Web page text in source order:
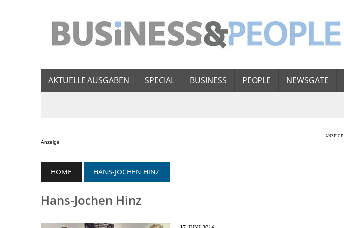
AKTUELLE AUSGABEN SPECIAL BUSINESS PEOPLE NEWSGATE
Anzeige
HOME HANS-JOCHEN HINZ
Hans-Jochen Hinz